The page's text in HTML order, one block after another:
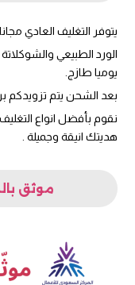
يتوفر التغليف العادي
الورد الطبيعي
يوميا طازج.
بعد الشحن يتم تزويدكم
نقوم بأفضل انواع
هديتك انيقة وجميلة .
موثق